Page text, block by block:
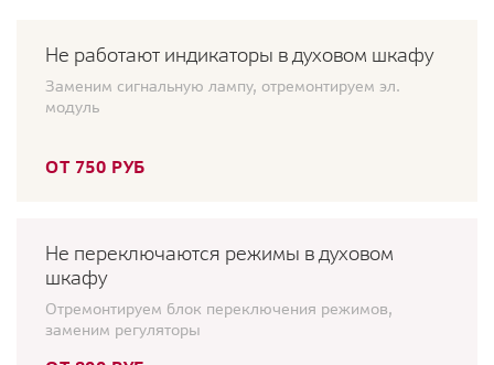
Не работают индикаторы в духовом шкафу
Заменим сигнальную лампу, отремонтируем эл.
модуль
ОТ 750 РУБ
Не переключаются режимы в духовом
шкафу
Отремонтируем блок переключения режимов,
заменим регуляторы